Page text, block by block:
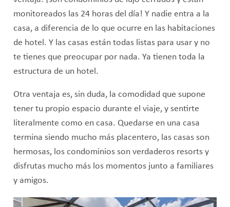
monitoreados las 24 horas del día! Y nadie entra a la
casa, a diferencia de lo que ocurre en las habitaciones
de hotel. Y las casas están todas listas para usar y no
te tienes que preocupar por nada. Ya tienen toda la
estructura de un hotel.
Otra ventaja es, sin duda, la comodidad que supone
tener tu propio espacio durante el viaje, y sentirte
literalmente como en casa. Quedarse en una casa
termina siendo mucho más placentero, las casas son
hermosas, los condominios son verdaderos resorts y
disfrutas mucho más los momentos junto a familiares
y amigos.